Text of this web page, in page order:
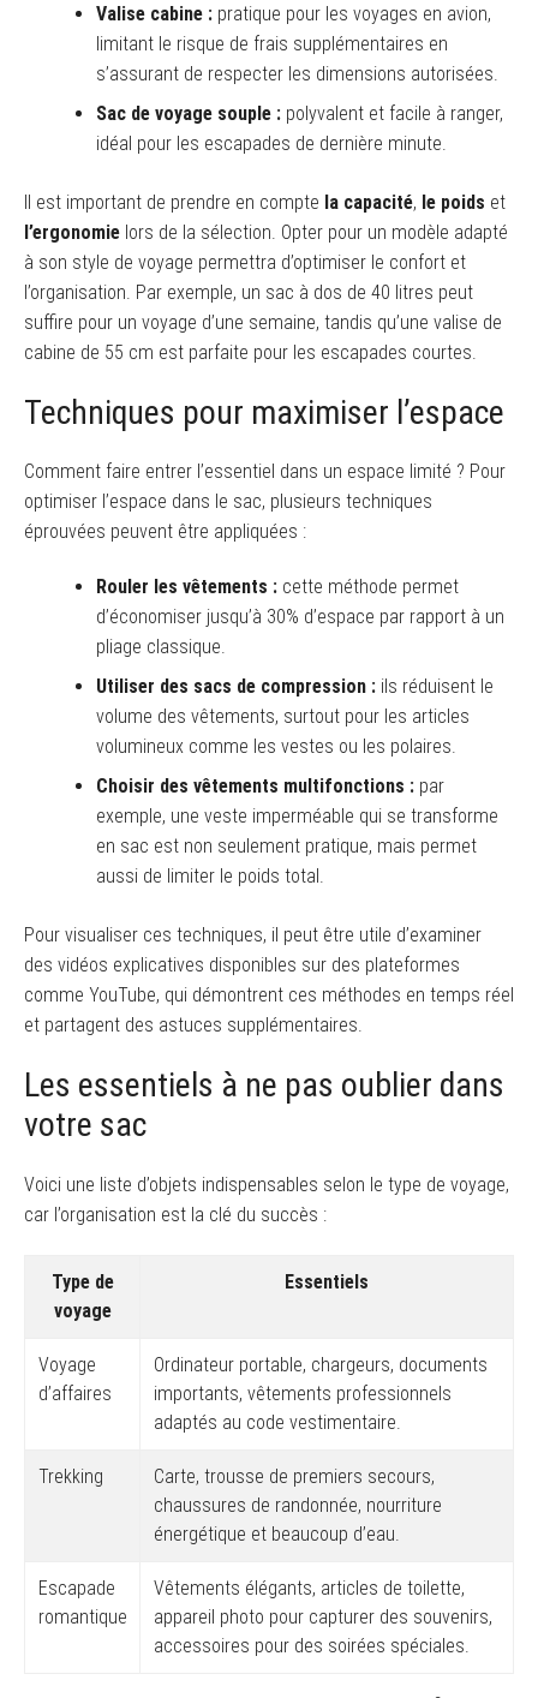
Valise cabine : pratique pour les voyages en avion,
limitant le risque de frais supplémentaires en
s’assurant de respecter les dimensions autorisées.
Sac de voyage souple : polyvalent et facile à ranger,
idéal pour les escapades de dernière minute.
Il est important de prendre en compte la capacité, le poids et
l’ergonomie lors de la sélection. Opter pour un modèle adapté
à son style de voyage permettra d’optimiser le confort et
l’organisation. Par exemple, un sac à dos de 40 litres peut
suffire pour un voyage d’une semaine, tandis qu’une valise de
cabine de 55 cm est parfaite pour les escapades courtes.
Techniques pour maximiser l’espace
Comment faire entrer l’essentiel dans un espace limité ? Pour
optimiser l’espace dans le sac, plusieurs techniques
éprouvées peuvent être appliquées :
Rouler les vêtements : cette méthode permet
d’économiser jusqu’à 30% d’espace par rapport à un
pliage classique.
Utiliser des sacs de compression : ils réduisent le
volume des vêtements, surtout pour les articles
volumineux comme les vestes ou les polaires.
Choisir des vêtements multifonctions : par
exemple, une veste imperméable qui se transforme
en sac est non seulement pratique, mais permet
aussi de limiter le poids total.
Pour visualiser ces techniques, il peut être utile d’examiner
des vidéos explicatives disponibles sur des plateformes
comme YouTube, qui démontrent ces méthodes en temps réel
et partagent des astuces supplémentaires.
Les essentiels à ne pas oublier dans
votre sac
Voici une liste d’objets indispensables selon le type de voyage,
car l’organisation est la clé du succès :
Type de
voyage
Essentiels
Voyage
d’affaires
Ordinateur portable, chargeurs, documents
importants, vêtements professionnels
adaptés au code vestimentaire.
Trekking
Carte, trousse de premiers secours,
chaussures de randonnée, nourriture
énergétique et beaucoup d’eau.
Escapade
romantique
Vêtements élégants, articles de toilette,
appareil photo pour capturer des souvenirs,
accessoires pour des soirées spéciales.